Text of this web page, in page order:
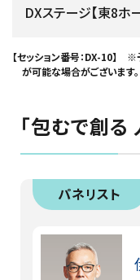
DXステージ【東8ホ
【セッション番号：DX-10】
が可能な場合がございます。
「包むで創る
パネリスト